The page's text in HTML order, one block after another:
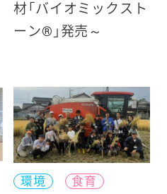
材「バイオミックスト
ーン®」発売～
環境
食育